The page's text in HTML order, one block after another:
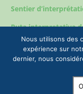
Sentier
Ruta interpretativa
© 2023 EPIC
Nous utilisons des
expérience sur
dernier, nous